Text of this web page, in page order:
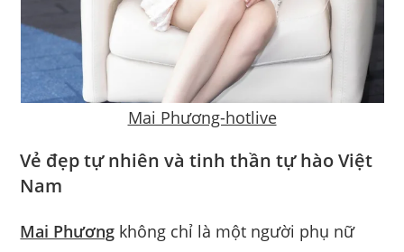
Mai Phương-hotlive
Vẻ đẹp tự nhiên và tinh thần tự hào Việt
Nam
Mai Phương không chỉ là một người phụ nữ